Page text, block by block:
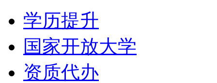
学历提升
国家开放大学
资质代办